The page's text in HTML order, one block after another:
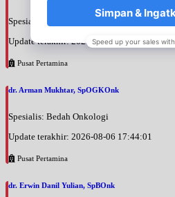
Spesialis: Bedah Umum
Update terakhir: 2026-08-06 17:53:55
Pusat Pertamina
dr. Arman Mukhtar, SpOGKOnk
Spesialis: Bedah Onkologi
Update terakhir: 2026-08-06 17:44:01
Pusat Pertamina
dr. Erwin Danil Yulian, SpBOnk